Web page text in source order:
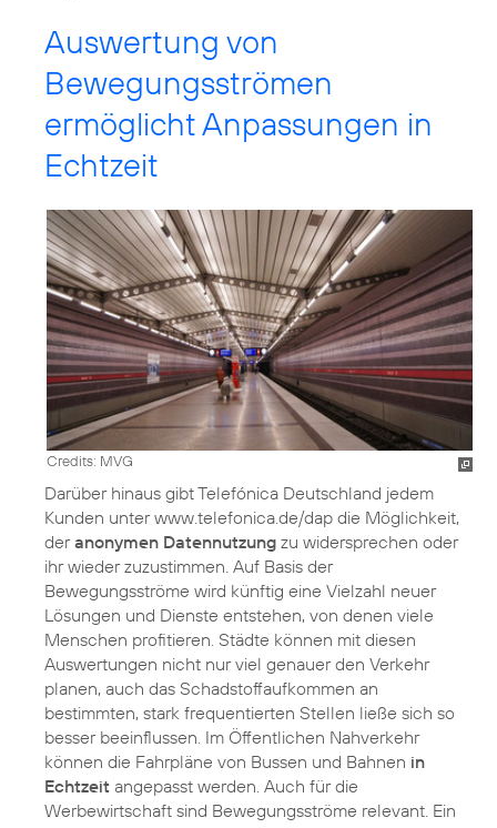
Auswertung von
Bewegungsströmen
ermöglicht Anpassungen in
Echtzeit
Credits: MVG
Darüber hinaus gibt Telefónica Deutschland jedem
Kunden unterwww.telefonica.de/dap die Möglichkeit,
deranonymen Datennutzung zu widersprechen oder
ihr wieder zuzustimmen. Auf Basis der
Bewegungsströme wird künftig eine Vielzahl neuer
Lösungen und Dienste entstehen, von denen viele
Menschen profitieren. Städte können mit diesen
Auswertungen nicht nur viel genauer den Verkehr
planen, auch das Schadstoffaufkommen an
bestimmten, stark frequentierten Stellen ließe sich so
besser beeinflussen. Im Öffentlichen Nahverkehr
können die Fahrpläne von Bussen und Bahnen in
Echtzeit angepasst werden. Auch für die
Werbewirtschaft sind Bewegungsströme relevant. Ein